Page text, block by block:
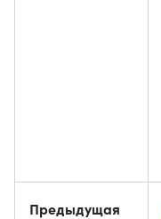
Предыдущая